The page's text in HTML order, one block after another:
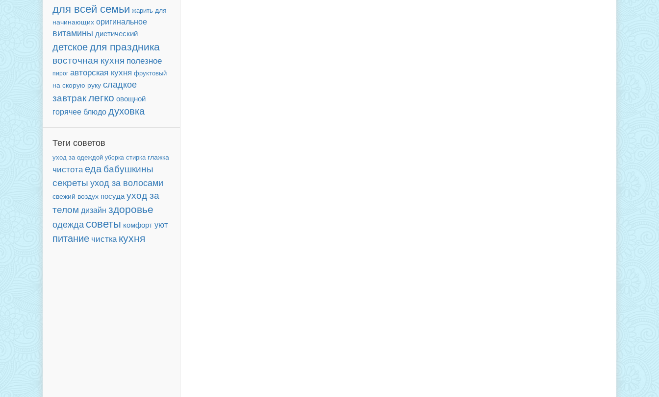
для всей семьи жарить для
начинающих оригинальное
витамины диетический
детскоедля праздника
восточная кухня полезное
пирог авторская кухня фруктовый
на скорую руку сладкое
завтраклегко овощной
горячее блюдодуховка
Теги советов
уход за одеждой уборка стирка глажка
чистотаедабабушкины
секретыуход за волосами
свежий воздух посудауход за
телом дизайн здоровье
одежда советы комфортуют
питание чистка кухня